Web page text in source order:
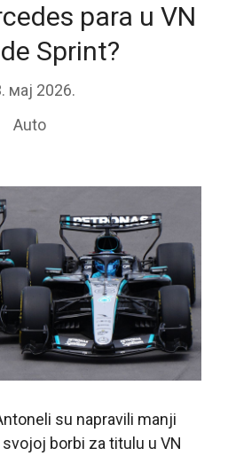
para u VN
Sprint?
мај 2026.
Auto
su napravili manji
borbi za titulu u VN